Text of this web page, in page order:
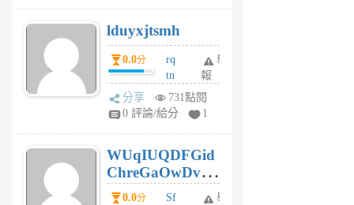
月
前
lduyxjtsmh
0.0分
rq
tn
jt
gl
個
月
前
舉
報
分享
731點閱
0 評論/給分
1
WUqIUQDFGid
ChreGaOwDv
dY0.0分
Sf
舉